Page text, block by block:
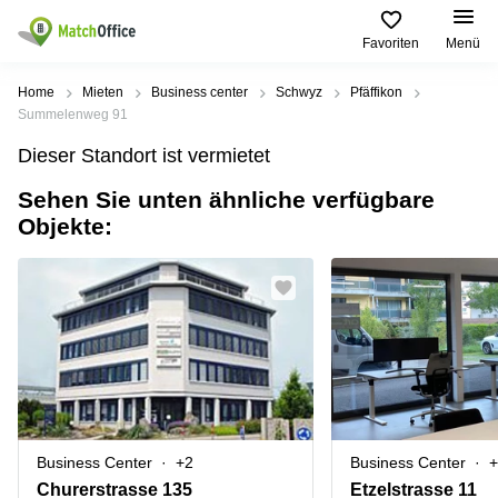
Favoriten Menü
Mieten / Vermieten
Produktseiten
Büro
Business
Coworking
Virtuelle
Büros
Besprechungsräume
Beliebte
Städte
Coworking
Zürich
Coworking
Basel
Coworking
Luzern
Coworking
Lugano
Beliebte
Suchanfragen
Leutschenbachstrasse
95 Zürich
Bahnhofplatz
1 Zürich
Bahnhofstrasse
10 Zürich
Bahnhofstrasse
100 Zürich
Europaallee
41 Zürich
Hilfe
Über uns
Büro vermieten
Preis
Anmelden
Sprache wählen
French
Home Mieten Business center Schwyz
Pfäffikon
Summelenweg 91
Dieser Standort ist vermietet
Sehen Sie unten ähnliche verfügbare
Objekte:
Business Center +2
Churerstrasse 135
Business Center
Etzelstrasse 11